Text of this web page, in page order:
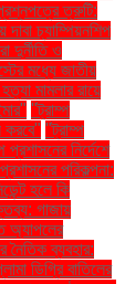
প্রশ্নপত্রে ত্রুটি:
চ্যাম্পিয়নশিপ
দুর্নীতি ও
মধ্যে জাতীয়
মামলার রায়ে
"ট্রাম্প
করবে" "ট্রাম্প
প্রশাসনের নির্দেশে
পরিকল্পনা:
হলে কি
গাজায়
অ্যাপলের
নৈতিক ব্যবহার:
ডিগ্রি বাতিলের